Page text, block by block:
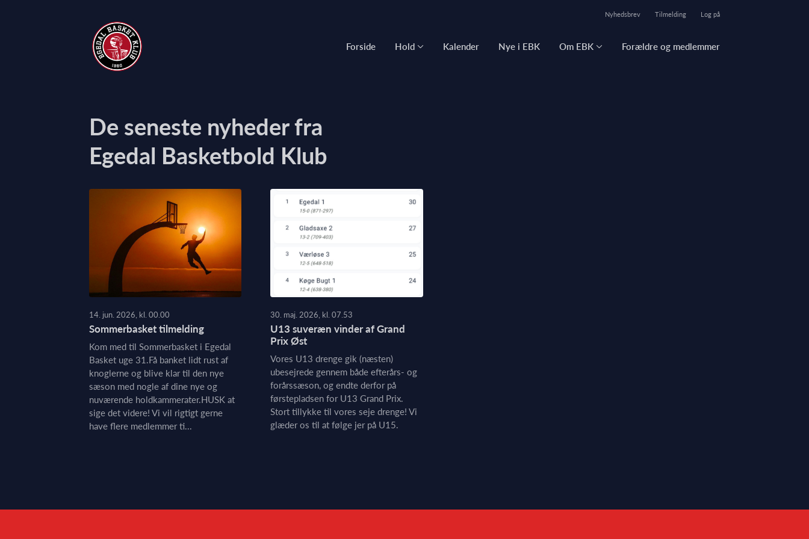
Nyhedsbrev Tilmelding Log på
Forside Hold Kalender Nye i EBK Om EBK Forældre og medlemmer
De seneste nyheder fra
Egedal Basketbold Klub
14. jun. 2026, kl. 00.00
Sommerbasket tilmelding
Kom med til Sommerbasket i Egedal
Basket uge 31.Få banket lidt rust af
knoglerne og blive klar til den nye
sæson med nogle af dine nye og
nuværende holdkammerater.HUSK at
sige det videre! Vi vil rigtigt gerne
have flere medlemmer ti...
30. maj. 2026, kl. 07.53
U13 suveræn vinder af Grand
Prix Øst
Vores U13 drenge gik (næsten)
ubesejrede gennem både efterårs- og
forårssæson, og endte derfor på
førstepladsen for U13 Grand Prix.
Stort tillykke til vores seje drenge! Vi
glæder os til at følge jer på U15.